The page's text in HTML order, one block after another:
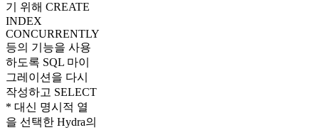
기 위해 CREATE
INDEX
CONCURRENTLY
등의 기능을 사용
하도록 SQL 마이
그레이션을 다시
작성하고 SELECT
* 대신 명시적 열
을 선택한 Hydra의